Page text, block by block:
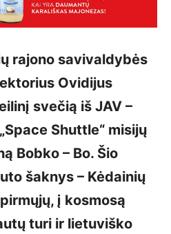
rajono savivaldybės
Ovidijus
svečią iš JAV –
Shuttle“ misijų
Bobko – Bo. Šio
šaknys – Kėdainių
į kosmosą
turi ir lietuviško